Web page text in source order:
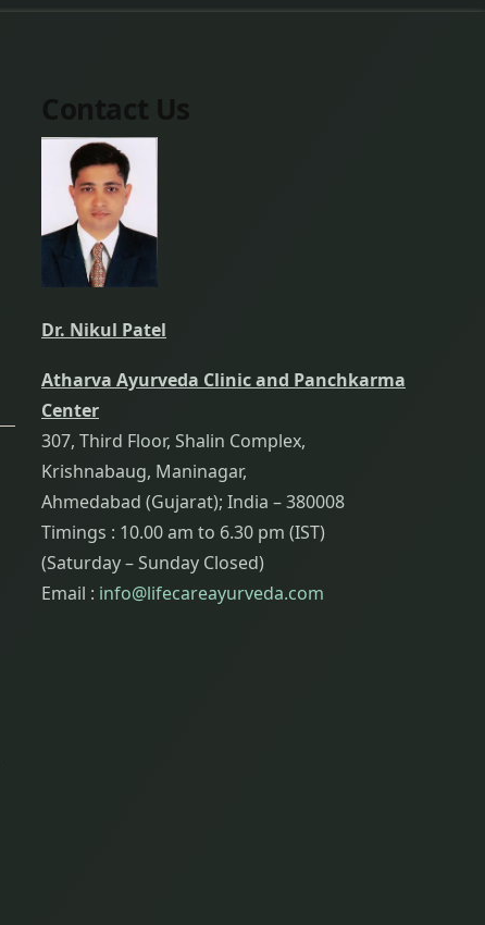
Contact Us
Dr. Nikul Patel
Atharva Ayurveda Clinic and Panchkarma
Center
307, Third Floor, Shalin Complex,
Krishnabaug, Maninagar,
Ahmedabad (Gujarat); India – 380008
Timings : 10.00 am to 6.30 pm (IST)
(Saturday – Sunday Closed)
Email : info@lifecareayurveda.com